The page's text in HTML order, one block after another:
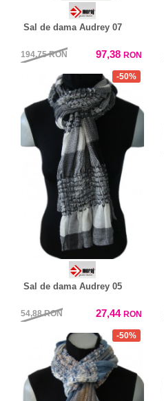
Sal de dama Audrey 07
194,75RON 97,38 RON
-50%
Sal de dama Audrey 05
54,88RON 27,44 RON
-50%